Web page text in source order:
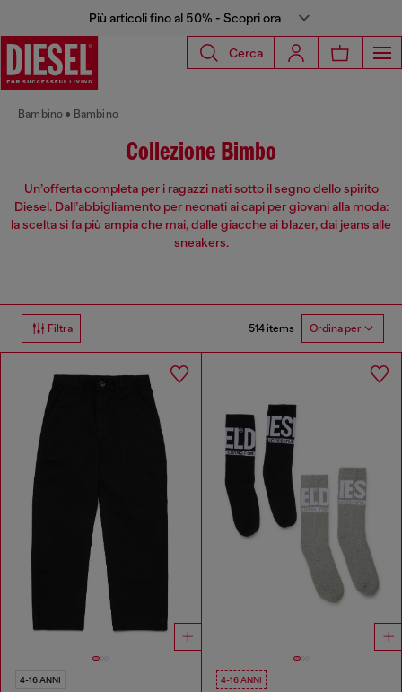
Più articoli fino al 50% - Scopri ora
Cerca
Bambino Bambino
Collezione Bimbo
Un’offerta completa per i ragazzi nati sotto il segno dello spirito
Diesel. Dall’abbigliamento per neonati ai capi per giovani alla moda:
la scelta si fa più ampia che mai, dalle giacche ai blazer, dai jeans alle
sneakers.
Filtra 514 items Ordina per
4-16 ANNI 4-16 ANNI